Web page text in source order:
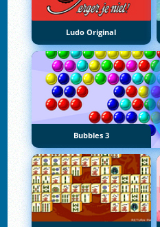
Ludo Original
Bubbles 3